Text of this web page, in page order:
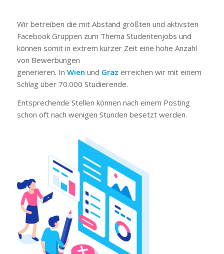
Wir betreiben die mit Abstand größten und aktivsten
Facebook Gruppen zum Thema Studentenjobs und
können somit in extrem kurzer Zeit eine hohe Anzahl
von Bewerbungen
generieren. In Wien und Graz erreichen wir mit einem
Schlag über 70.000 Studierende.
Entsprechende Stellen können nach einem Posting
schon oft nach wenigen Stunden besetzt werden.